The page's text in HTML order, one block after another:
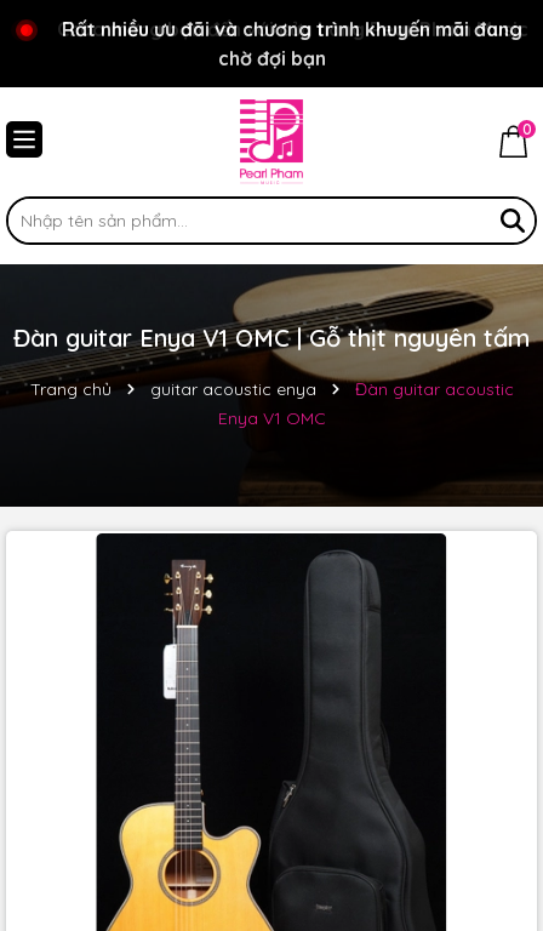
Chào mừng bạn đến với cửa hàng Pear Pham Music
Rất nhiều ưu đãi và chương trình khuyến mãi đang
chờ đợi bạn
0
Đàn guitar Enya V1 OMC | Gỗ thịt nguyên tấm
Trang chủ guitar acoustic enya
Đàn guitar acoustic
Enya V1 OMC